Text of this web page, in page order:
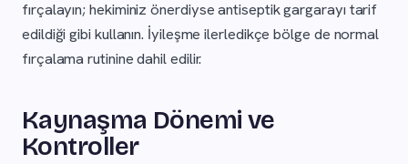
fırçalayın; hekiminiz önerdiyse antiseptik gargarayı tarif
edildiği gibi kullanın. İyileşme ilerledikçe bölge de normal
fırçalama rutinine dahil edilir.
Kaynaşma Dönemi ve
Kontroller